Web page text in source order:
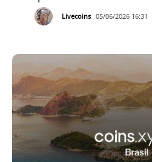
Livecoins 05/06/2026 16:31